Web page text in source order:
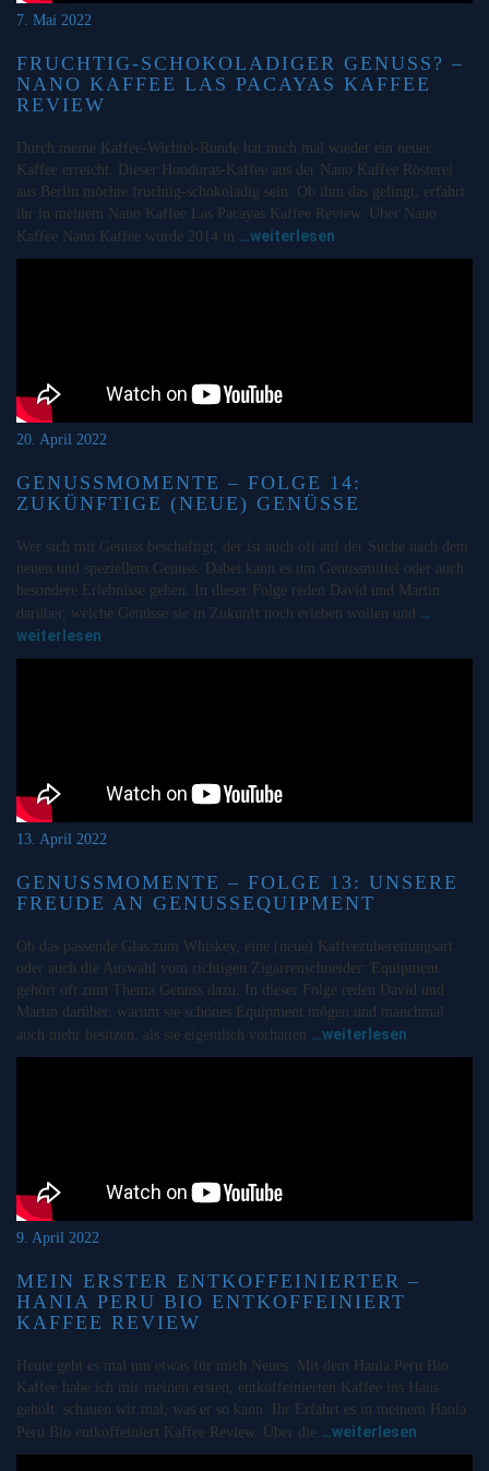
7. Mai 2022
FRUCHTIG-SCHOKOLADIGER GENUSS? –
NANO KAFFEE LAS PACAYAS KAFFEE
REVIEW
Durch meine Kaffee-Wichtel-Runde hat mich mal wieder ein neuer
Kaffee erreicht. Dieser Honduras-Kaffee aus der Nano Kaffee Rösterei
aus Berlin möchte fruchtig-schokoladig sein. Ob ihm das gelingt, erfahrt
ihr in meinem Nano Kaffee Las Pacayas Kaffee Review. Über Nano
Kaffee Nano Kaffee wurde 2014 in …weiterlesen
20. April 2022
GENUSSMOMENTE – FOLGE 14:
ZUKÜNFTIGE (NEUE) GENÜSSE
Wer sich mit Genuss beschäftigt, der ist auch oft auf der Suche nach dem
neuen und speziellem Genuss. Dabei kann es um Genussmittel oder auch
besondere Erlebnisse gehen. In dieser Folge reden David und Martin
darüber, welche Genüsse sie in Zukunft noch erleben wollen und …
weiterlesen
13. April 2022
GENUSSMOMENTE – FOLGE 13: UNSERE
FREUDE AN GENUSSEQUIPMENT
Ob das passende Glas zum Whiskey, eine (neue) Kaffeezubereitungsart
oder auch die Auswahl vom richtigen Zigarrenschneider: Equipment
gehört oft zum Thema Genuss dazu. In dieser Folge reden David und
Martin darüber, warum sie schönes Equipment mögen und manchmal
auch mehr besitzen, als sie eigentlich vorhatten …weiterlesen
9. April 2022
MEIN ERSTER ENTKOFFEINIERTER –
HANIA PERU BIO ENTKOFFEINIERT
KAFFEE REVIEW
Heute geht es mal um etwas für mich Neues. Mit dem Hania Peru Bio
Kaffee habe ich mir meinen ersten, entkoffeinierten Kaffee ins Haus
geholt. schauen wir mal, was er so kann. Ihr Erfahrt es in meinem Hania
Peru Bio entkoffeiniert Kaffee Review. Über die …weiterlesen